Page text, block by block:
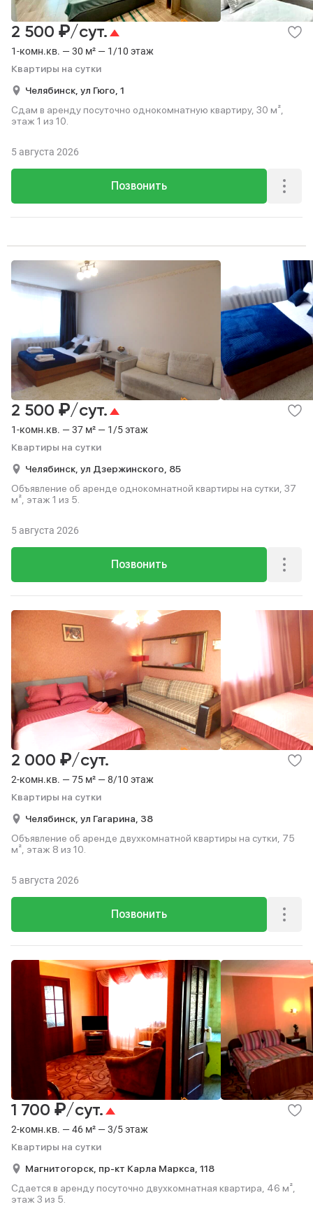
1-комн.кв. — 30 м² — 1/10 этаж
Квартиры на сутки
2 500 ₽/сут.
Челябинск, ул Гюго, 1
Сдам в аренду посуточно однокомнатную квартиру, 30 м²,
этаж 1 из 10.
Позвонить
5 августа 2026
1-комн.кв. — 37 м² — 1/5 этаж
Квартиры на сутки
2 500 ₽/сут.
Челябинск, ул Дзержинского, 85
Объявление об аренде однокомнатной квартиры на сутки, 37
м², этаж 1 из 5.
Позвонить
5 августа 2026
2-комн.кв. — 75 м² — 8/10 этаж
Квартиры на сутки
2 000 ₽/сут.
Челябинск, ул Гагарина, 38
Объявление об аренде двухкомнатной квартиры на сутки, 75
м², этаж 8 из 10.
Позвонить
5 августа 2026
2-комн.кв. — 46 м² — 3/5 этаж
Квартиры на сутки
1 700 ₽/сут.
Магнитогорск, пр-кт Карла Маркса, 118
Сдается в аренду посуточно двухкомнатная квартира, 46 м²,
этаж 3 из 5.